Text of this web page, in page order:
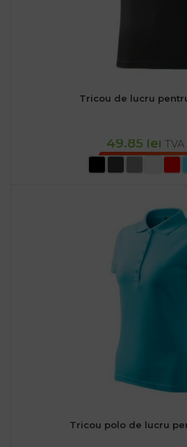
Tricou de lucru
49.85 lei
Tricou polo de lucru